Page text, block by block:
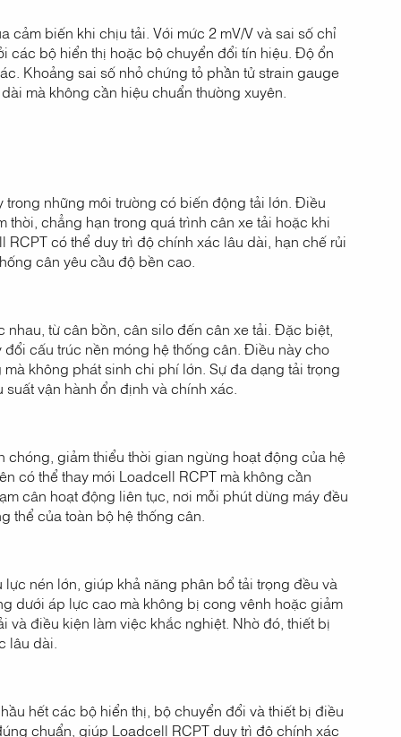
biến khi chịu tải. Với mức 2 mV/V và sai số chỉ
các bộ hiển thị hoặc bộ chuyển đổi tín hiệu. Độ ổn
Khoảng sai số nhỏ chứng tỏ phần tử strain gauge
mà không cần hiệu chuẩn thường xuyên.
những môi trường có biến động tải lớn. Điều
chẳng hạn trong quá trình cân xe tải hoặc khi
có thể duy trì độ chính xác lâu dài, hạn chế rủi
cân yêu cầu độ bền cao.
từ cân bồn, cân silo đến cân xe tải. Đặc biệt,
cấu trúc nền móng hệ thống cân. Điều này cho
không phát sinh chi phí lớn. Sự đa dạng tải trọng
vận hành ổn định và chính xác.
chóng, giảm thiểu thời gian ngừng hoạt động của hệ
có thể thay mới Loadcell RCPT mà không cần
cân hoạt động liên tục, nơi mỗi phút dừng máy đều
thể của toàn bộ hệ thống cân.
nén lớn, giúp khả năng phân bổ tải trọng đều và
dưới áp lực cao mà không bị cong vênh hoặc giảm
điều kiện làm việc khắc nghiệt. Nhờ đó, thiết bị
lâu dài.
hết các bộ hiển thị, bộ chuyển đổi và thiết bị điều
chuẩn, giúp Loadcell RCPT duy trì độ chính xác